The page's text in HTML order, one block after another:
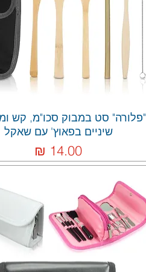
"פלורה" סט במבוק סכו"מ, קש
שיניים בפאוץ' עם שאקל
מחיר